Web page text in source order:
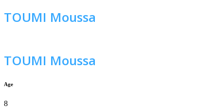
TOUMI Moussa
TOUMI Moussa
Age
8